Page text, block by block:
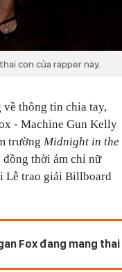
con của rapper này.
về thông tin chia tay,
- Machine Gun Kelly
trường Midnight in the
đồng thời ám chỉ nữ
Lễ trao giải Billboard
Fox đang mang thai